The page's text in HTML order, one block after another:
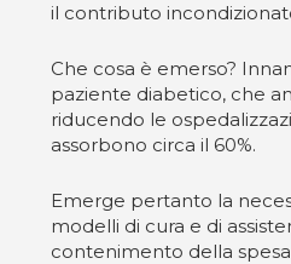
il contributo
Che cosa è emerso?
paziente diabetico, che
riducendo le
assorbono circa il 60%.
Emerge pertanto la
modelli di cura e di
contenimento della